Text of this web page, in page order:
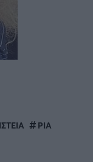
ΡΙΑ